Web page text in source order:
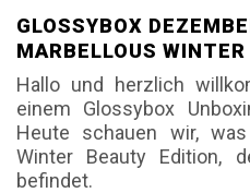
GLOSSYBOX
MARBELLOUS
Hallo und herzlich
einem Glossybox
Heute schauen wir,
Winter Beauty Edition,
befindet.